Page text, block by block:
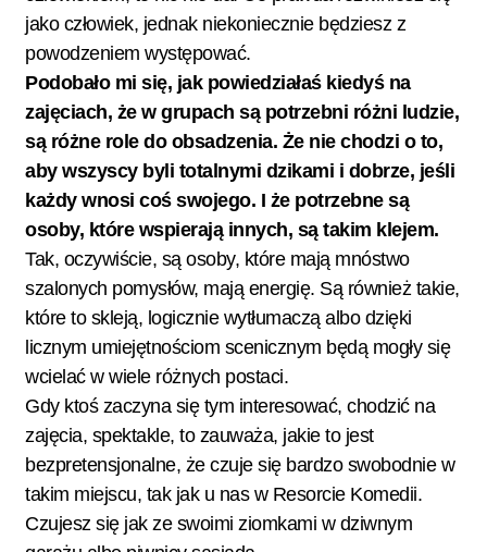
jako człowiek, jednak niekoniecznie będziesz z
powodzeniem występować.
Podobało mi się, jak powiedziałaś kiedyś na
zajęciach, że w grupach są potrzebni różni ludzie,
są różne role do obsadzenia. Że nie chodzi o to,
aby wszyscy byli totalnymi dzikami i dobrze, jeśli
każdy wnosi coś swojego. I że potrzebne są
osoby, które wspierają innych, są takim klejem.
Tak, oczywiście, są osoby, które mają mnóstwo
szalonych pomysłów, mają energię. Są również takie,
które to skleją, logicznie wytłumaczą albo dzięki
licznym umiejętnościom scenicznym będą mogły się
wcielać w wiele różnych postaci.
Gdy ktoś zaczyna się tym interesować, chodzić na
zajęcia, spektakle, to zauważa, jakie to jest
bezpretensjonalne, że czuje się bardzo swobodnie w
takim miejscu, tak jak u nas w Resorcie Komedii.
Czujesz się jak ze swoimi ziomkami w dziwnym